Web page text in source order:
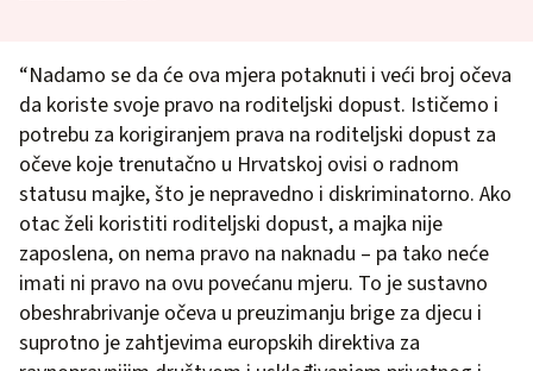
“Nadamo se da će ova mjera potaknuti i veći broj očeva
da koriste svoje pravo na roditeljski dopust. Ističemo i
potrebu za korigiranjem prava na roditeljski dopust za
očeve koje trenutačno u Hrvatskoj ovisi o radnom
statusu majke, što je nepravedno i diskriminatorno. Ako
otac želi koristiti roditeljski dopust, a majka nije
zaposlena, on nema pravo na naknadu – pa tako neće
imati ni pravo na ovu povećanu mjeru. To je sustavno
obeshrabrivanje očeva u preuzimanju brige za djecu i
suprotno je zahtjevima europskih direktiva za